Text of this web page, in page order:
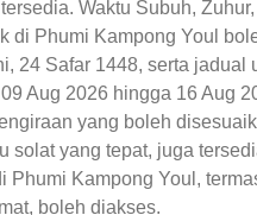
Waktu Subuh, Zuhur,
di Phumi Kampong Youl
24 Safar 1448, serta jadual
Aug 2026 hingga 16 Aug
yang boleh
solat yang tepat, juga
Phumi Kampong Youl,
boleh diakses.